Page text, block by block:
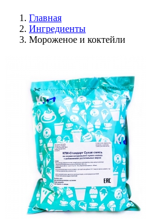
Главная
Ингредиенты
Мороженое и коктейли